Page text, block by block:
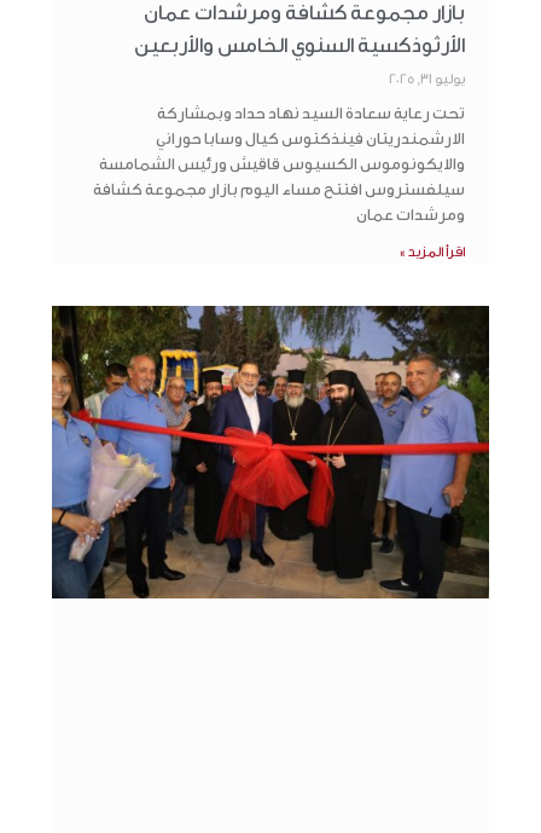
بازار مجموعة كشافة ومرشدات عمان
الأرثوذكسية السنوي الخامس والأربعين
يوليو 31, 2025
تحت رعاية سعادة السيد نهاد حداد وبمشاركة
الارشمندريتان فينذكتوس كيال وسابا حوراني
والايكونوموس الكسيوس قاقيش ورئيس الشمامسة
سيلفستروس افتتح مساء اليوم بازار مجموعة كشافة
ومرشدات عمان
اقرأ المزيد »